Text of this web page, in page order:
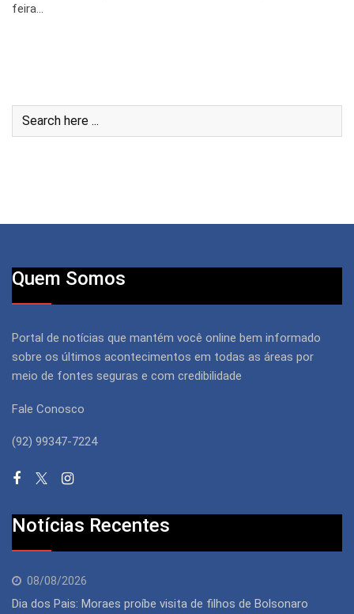
feira…
Quem Somos
Portal de notícias que mantém você online bem informado
sobre os últimos acontecimentos em todas as áreas por
meio de fontes seguras e com credibilidade
Fale Conosco
(92) 99347-7224
Notícias Recentes
08/08/2026
Dia dos Pais: Moraes proíbe visita de filhos de Bolsonaro